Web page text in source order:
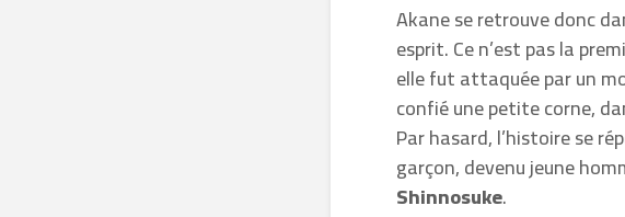
Akane se retrouve donc
esprit. Ce n’est pas la
elle fut attaquée par un
confié une petite corne,
Par hasard, l’histoire se
garçon, devenu jeune
Shinnosuke.